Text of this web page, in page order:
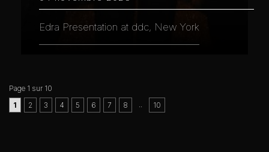
Edra Presentation at ddc, New York
Page 1 sur 10
1
2 3 4 5 6 7 8 10